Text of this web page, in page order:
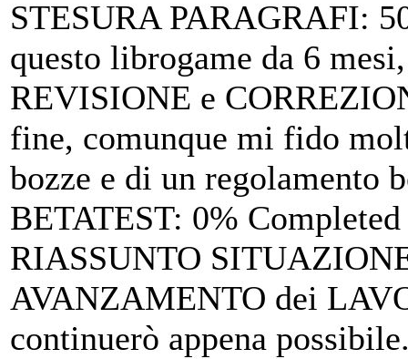
STESURA PARAGRAFI:
questo librogame da 6
REVISIONE e
fine, comunque mi fido
bozze e di un regolamento
BETATEST: 0% Completed
RIASSUNTO
AVANZAMENTO dei
continuerò appena